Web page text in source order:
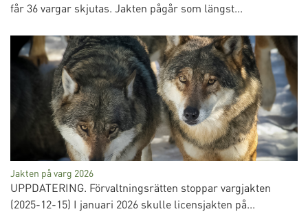
får 36 vargar skjutas. Jakten pågår som längst...
Jakten på varg 2026
UPPDATERING. Förvaltningsrätten stoppar vargjakten
(2025-12-15) I januari 2026 skulle licensjakten på...